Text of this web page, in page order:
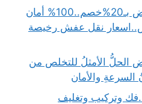
دينا نقل عفش داخل الرياض بـ20%خصم..100% أمان
نقل عفش رخيصة
الحلُّ الأمثلُ للتخلص من
وتركيب وتغليف